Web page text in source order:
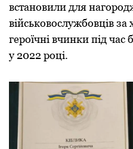
встановили для
військовослужбовців за
героїчні вчинки під час
у 2022 році.